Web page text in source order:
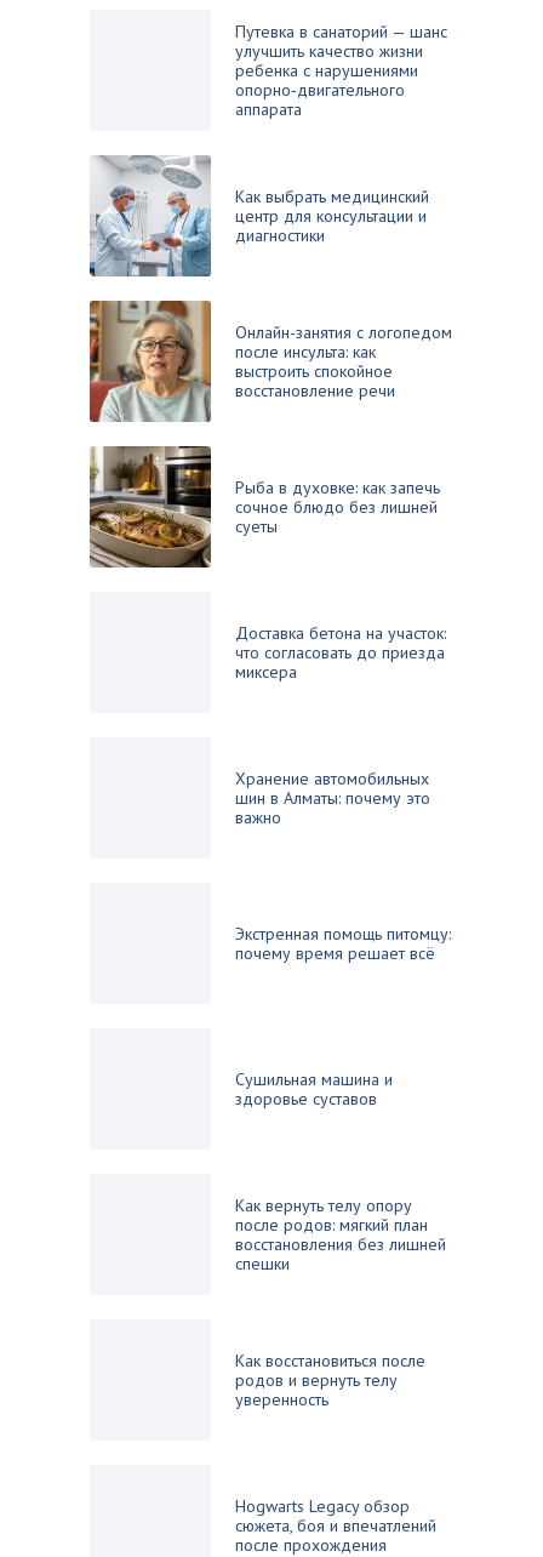
Путевка в санаторий — шанс
улучшить качество жизни
ребенка с нарушениями
опорно‑двигательного
аппарата
Как выбрать медицинский
центр для консультации и
диагностики
Онлайн-занятия с логопедом
после инсульта: как
выстроить спокойное
восстановление речи
Рыба в духовке: как запечь
сочное блюдо без лишней
суеты
Доставка бетона на участок:
что согласовать до приезда
миксера
Хранение автомобильных
шин в Алматы: почему это
важно
Экстренная помощь питомцу:
почему время решает всё
Сушильная машина и
здоровье суставов
Как вернуть телу опору
после родов: мягкий план
восстановления без лишней
спешки
Как восстановиться после
родов и вернуть телу
уверенность
Hogwarts Legacy обзор
сюжета, боя и впечатлений
после прохождения